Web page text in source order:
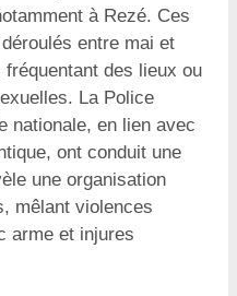
à Rezé. Ces
entre mai et
des lieux ou
La Police
nationale, en lien avec
ont conduit une
une organisation
mêlant violences
arme et injures